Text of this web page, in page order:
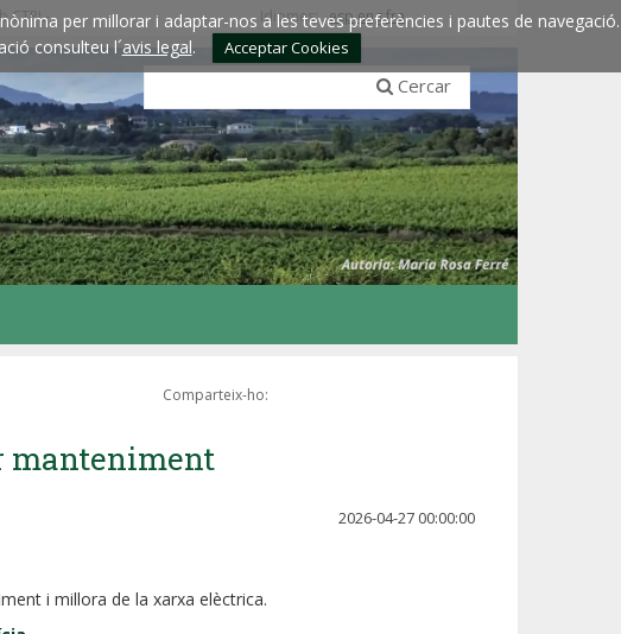
per millorar i adaptar-nos a les teves preferències i pautes de navegació.
consulteu l´avis legal. Acceptar Cookies
CTRL- Idiomes:esp engfra
Cercar
Comparteix-ho:
manteniment
2026-04-27 00:00:00
i millora de la xarxa elèctrica.